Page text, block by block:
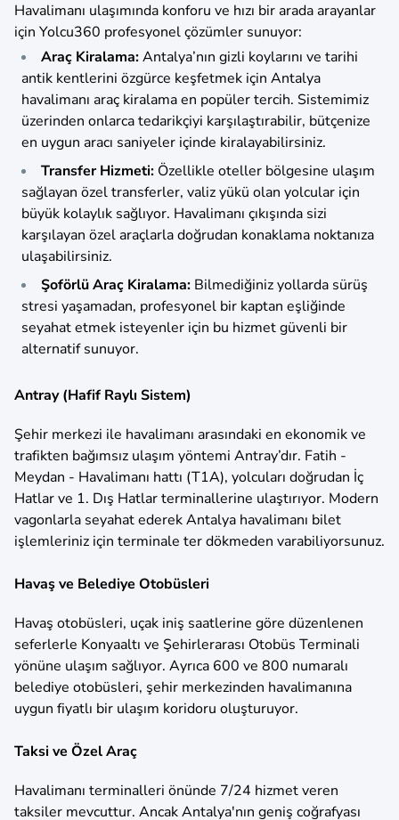
Havalimanı ulaşımında konforu ve hızı bir arada arayanlar
için Yolcu360 profesyonel çözümler sunuyor:
Araç Kiralama:Antalya’nın gizli koylarını ve tarihi
antik kentlerini özgürce keşfetmek için Antalya
havalimanı araç kiralama en popüler tercih. Sistemimiz
üzerinden onlarca tedarikçiyi karşılaştırabilir, bütçenize
en uygun aracı saniyeler içinde kiralayabilirsiniz.
Transfer Hizmeti: Özellikle oteller bölgesine ulaşım
sağlayan özel transferler, valiz yükü olan yolcular için
büyük kolaylık sağlıyor. Havalimanı çıkışında sizi
karşılayan özel araçlarla doğrudan konaklama noktanıza
ulaşabilirsiniz.
Şoförlü Araç Kiralama: Bilmediğiniz yollarda sürüş
stresi yaşamadan, profesyonel bir kaptan eşliğinde
seyahat etmek isteyenler için bu hizmet güvenli bir
alternatif sunuyor.
Antray (Hafif Raylı Sistem)
Şehir merkezi ile havalimanı arasındaki en ekonomik ve
trafikten bağımsız ulaşım yöntemi Antray’dır. Fatih -
Meydan - Havalimanı hattı (T1A), yolcuları doğrudan İç
Hatlar ve 1. Dış Hatlar terminallerine ulaştırıyor. Modern
vagonlarla seyahat ederek Antalya havalimanı bilet
işlemleriniz için terminale ter dökmeden varabiliyorsunuz.
Havaş ve Belediye Otobüsleri
Havaş otobüsleri, uçak iniş saatlerine göre düzenlenen
seferlerle Konyaaltı ve Şehirlerarası Otobüs Terminali
yönüne ulaşım sağlıyor. Ayrıca 600 ve 800 numaralı
belediye otobüsleri, şehir merkezinden havalimanına
uygun fiyatlı bir ulaşım koridoru oluşturuyor.
Taksi ve Özel Araç
Havalimanı terminalleri önünde 7/24 hizmet veren
taksiler mevcuttur. Ancak Antalya'nın geniş coğrafyası